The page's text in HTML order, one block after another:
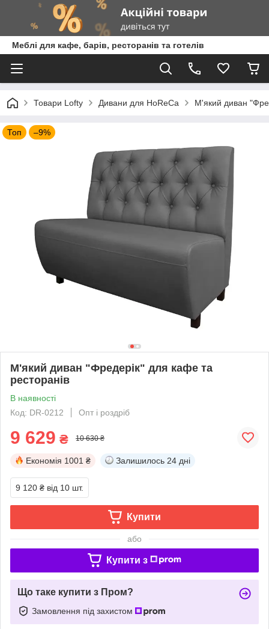
Меблі для кафе, барів, ресторанів та готелів
Товари Lofty Дивани для HoReCa М'який диван
Топ –9%
М'який диван "Фредерік" для кафе та
ресторанів
В наявності
Код: DR-0212
Опт і роздріб
9 629 ₴ 10 630 ₴
Економія 1001 ₴ Залишилось 24 дні
9 120 ₴ від 10 шт.
Купити
або
Купити з
Що таке купити з Пром?
Замовлення під захистом